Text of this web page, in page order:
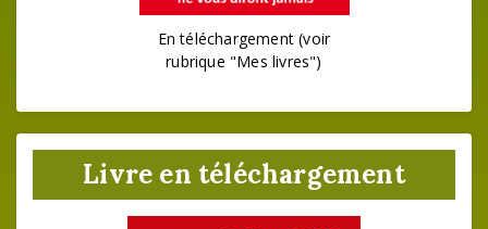
En téléchargement (voir
rubrique "Mes livres")
Livre en téléchargement